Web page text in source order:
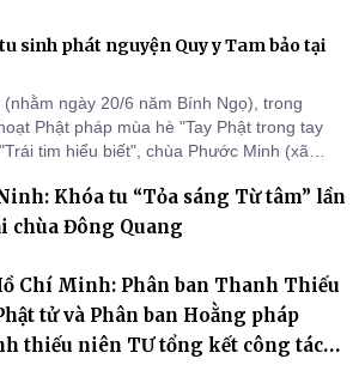
sinh phát nguyện Quy y Tam bảo tại
ngày 20/6 năm Bính Ngọ), trong
Phật pháp mùa hè "Tay Phật trong tay
tim hiểu biết", chùa Phước Minh (xã
Khóa tu “Tỏa sáng Từ tâm” lần
chùa Đông Quang
Chí Minh: Phân ban Thanh Thiếu
tử và Phân ban Hoằng pháp
thiếu niên TƯ tổng kết công tác